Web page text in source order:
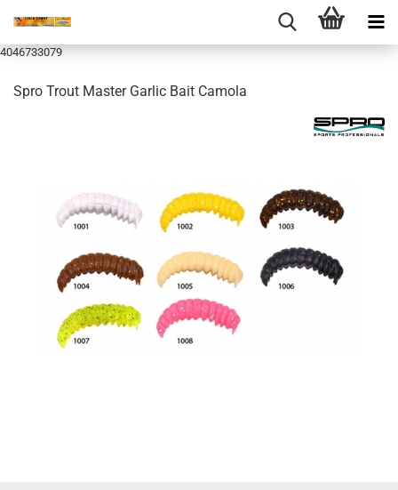
4046733079
Spro Trout Master Garlic Bait Camola